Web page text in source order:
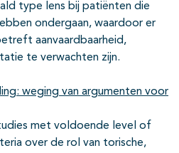
type lens bij patiënten die
ondergaan, waardoor er
aanvaardbaarheid,
te verwachten zijn.
weging van argumenten voor
met voldoende level of
over de rol van torische,